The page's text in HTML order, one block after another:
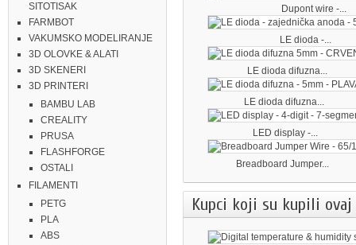
SITOTISAK
FARMBOT
VAKUMSKO MODELIRANJE
3D OLOVKE & ALATI
3D SKENERI
3D PRINTERI
BAMBU LAB
CREALITY
PRUSA
FLASHFORGE
OSTALI
FILAMENTI
PETG
PLA
ABS
Dupont wire -...
LE dioda -...
LE dioda difuzna...
LE dioda difuzna...
LED display -...
Breadboard Jumper...
Kupci koji su kupili